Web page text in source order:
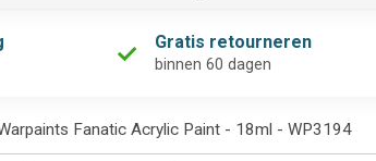
Gratis retourneren
binnen 60 dagen
Fanatic Acrylic Paint - 18ml - WP3194